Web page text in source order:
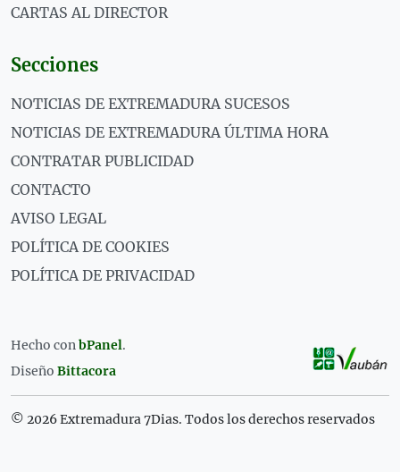
CARTAS AL DIRECTOR
Secciones
NOTICIAS DE EXTREMADURA SUCESOS
NOTICIAS DE EXTREMADURA ÚLTIMA HORA
CONTRATAR PUBLICIDAD
CONTACTO
AVISO LEGAL
POLÍTICA DE COOKIES
POLÍTICA DE PRIVACIDAD
Hecho conbPanel.
Diseño Bittacora
© 2026 Extremadura 7Dias. Todos los derechos reservados